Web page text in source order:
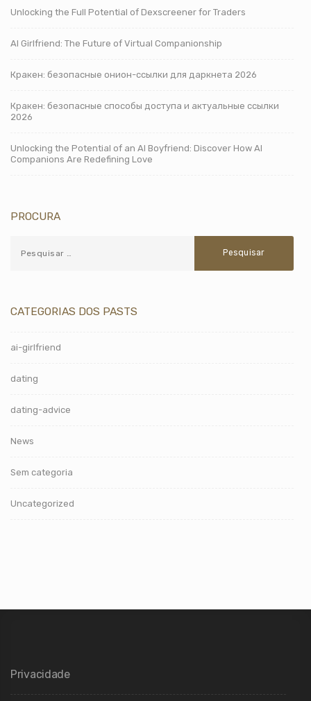
Unlocking the Full Potential of Dexscreener for Traders
AI Girlfriend: The Future of Virtual Companionship
Кракен: безопасные онион-ссылки для даркнета 2026
Кракен: безопасные способы доступа и актуальные ссылки
2026
Unlocking the Potential of an AI Boyfriend: Discover How AI
Companions Are Redefining Love
PROCURA
CATEGORIAS DOS PASTS
ai-girlfriend
dating
dating-advice
News
Sem categoria
Uncategorized
Privacidade